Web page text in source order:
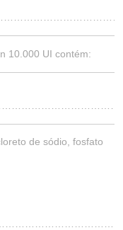
10.000 UI contém:
de sódio, fosfato